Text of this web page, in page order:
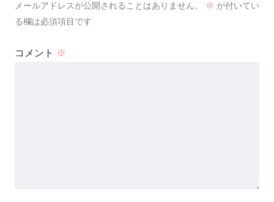
メールアドレスが公開されることはありません。 ※ が付いてい
る欄は必須項目です
コメント ※